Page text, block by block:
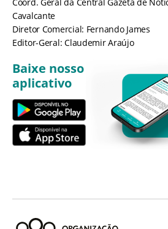
Cavalcante
Diretor Comercial: Fernando James
Editor-Geral: Claudemir Araújo
Baixe nosso
aplicativo